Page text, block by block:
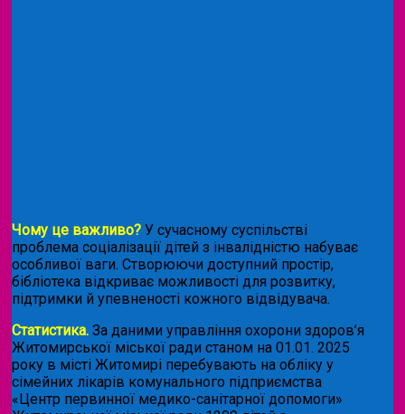
Чому це важливо? У сучасному суспільстві
проблема соціалізації дітей з інвалідністю набуває
особливої ваги. Створюючи доступний простір,
бібліотека відкриває можливості для розвитку,
підтримки й упевненості кожного відвідувача.
Статистика. За даними управління охорони здоров’я
Житомирської міської ради станом на 01.01. 2025
року в місті Житомирі перебувають на обліку у
сімейних лікарів комунального підприємства
«Центр первинної медико-санітарної допомоги»